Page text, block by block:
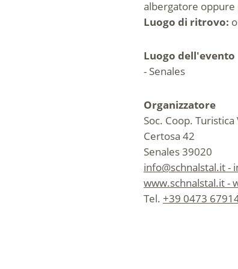
albergatore
Luogo di ritrovo:
Luogo dell'evento
- Senales
Organizzatore
Soc. Coop. Turistica
Certosa 42
Senales 39020
info@schnalstal.it -
www.schnalstal.it -
Tel. +39 0473